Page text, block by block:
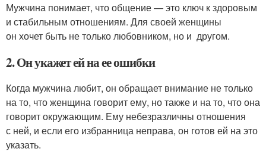
Мужчина понимает, что общение — это ключ к здоровым
и стабильным отношениям. Для своей женщины
он хочет быть не только любовником, но и другом.
2. Он укажет ей на ее ошибки
Когда мужчина любит, он обращает внимание не только
на то, что женщина говорит ему, но также и на то, что она
говорит окружающим. Ему небезразличны отношения
с ней, и если его избранница неправа, он готов ей на это
указать.